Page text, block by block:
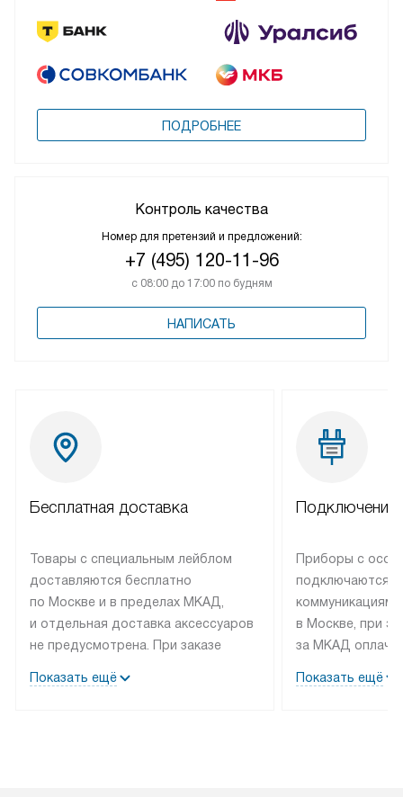
ПОДРОБНЕЕ
Контроль качества
Номер для претензий и предложений:
+7 (495) 120-11-96
с 08:00 до 17:00 по будням
НАПИСАТЬ
Бесплатная доставка
Товары с специальным лейблом
доставляются бесплатно
по Москве и в пределах МКАД,
и отдельная доставка аксессуаров
не предусмотрена. При заказе
рекомендуем обсудить
Показать ещё
Подключение
Приборы с
подключаются к
коммуникациям
в Москве, при
за МКАД
партнера
Показать ещё